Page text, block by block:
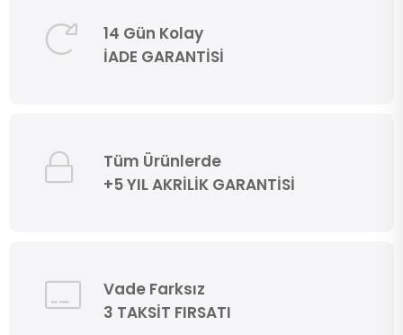
14 Gün Kolay
İADE GARANTİSİ
Tüm Ürünlerde
+5 YIL AKRİLİK GARANTİSİ
Vade Farksız
3 TAKSİT FIRSATI